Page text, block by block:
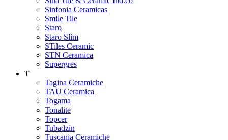
Sinfonia Ceramicas
Smile Tile
Staro
Staro Slim
STiles Ceramic
STN Ceramica
Supergres
T
Tagina Ceramiche
TAU Ceramica
Togama
Tonalite
Topcer
Tubadzin
Tuscania Ceramiche